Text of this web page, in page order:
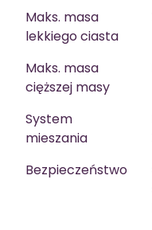
Maks. masa
lekkiego ciasta
Maks. masa
cięższej masy
System
mieszania
Bezpieczeństwo